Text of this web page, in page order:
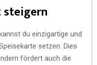
steigern
du einzigartige und
setzen. Dies
fördert auch die